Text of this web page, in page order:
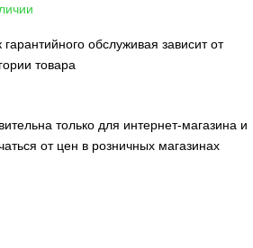
гарантийного обслуживая зависит от
товара
только для интернет-магазина и
от цен в розничных магазинах